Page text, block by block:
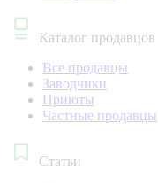
Каталог продавцов
Все продавцы
Заводчики
Приюты
Частные продавцы
Статьи